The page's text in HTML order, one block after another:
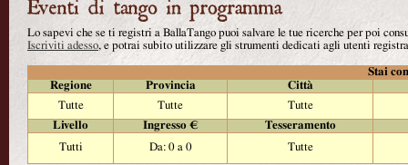
Lo sapevi che se ti registri a BallaTango puoi salvare le tue ricerche per poi
Iscriviti adesso, e potrai subito utilizzare gli strumenti dedicati agli utenti
Stai
Regione
Provincia
Città
Tutte
Tutte
Tutte
Livello
Ingresso €
Tesseramento
Tutti
Da: 0 a 0 Tutte